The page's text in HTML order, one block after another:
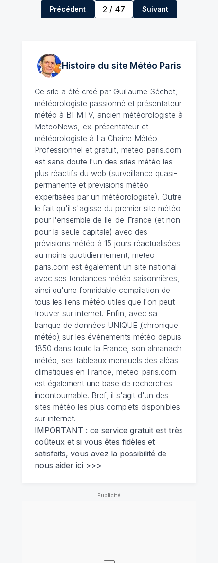
Précédent 2 / 47 Suivant
Histoire du site MétéoParis
Ce site a été créé par Guillaume Séchet,
météorologiste passionné et présentateur
météo à BFMTV, ancien météorologiste à
MeteoNews, ex-présentateur et
météorologiste à La Chaîne Météo
Professionnel et gratuit, meteo-paris.com
est sans doute l'un des sites météo les
plus réactifs du web (surveillance quasi-
permanente et prévisions météo
expertisées par un météorologiste). Outre
le fait qu'il s'agisse du premier site météo
pour l'ensemble de Ile-de-France (et non
pour la seule capitale) avec des
prévisions météo à 15 jours réactualisées
au moins quotidiennement, meteo-
paris.com est également un site national
avec ses tendances météo saisonnières,
ainsi qu'une formidable compilation de
tous les liens météo utiles que l'on peut
trouver sur internet. Enfin, avec sa
banque de données UNIQUE (chronique
météo) sur les événements météo depuis
1850 dans toute la France, son almanach
météo, ses tableaux mensuels des aléas
climatiques en France, meteo-paris.com
est également une base de recherches
incontournable. Bref, il s'agit d'un des
sites météo les plus complets disponibles
sur internet.
IMPORTANT : ce service gratuit est très
coûteux et si vous êtes fidèles et
satisfaits, vous avez la possibilité de
nous aider ici >>>